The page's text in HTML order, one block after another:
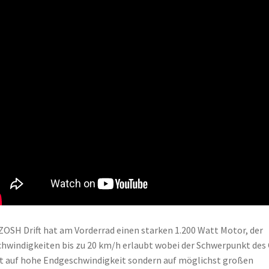
Drift hat am Vorderrad einen starken 1.200 Watt Motor, der
bis zu 20 km/h erlaubt wobei der Schwerpunkt des
auf hohe Endgeschwindigkeit sondern auf möglichst großen